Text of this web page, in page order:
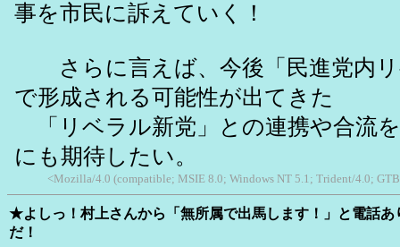
事を市民に訴えていく！
さらに言えば、今後「民進党内リ
で形成される可能性が出てきた
「リベラル新党」との連携や合流
にも期待したい。
<Mozilla/4.0 (compatible; MSIE 8.0; Windows NT 5.1; Trident/4.0;
★よしっ！村上さんから「無所属で出馬します！」と電話あ
だ！